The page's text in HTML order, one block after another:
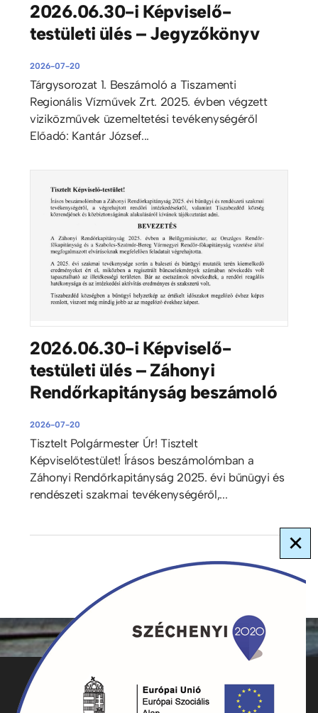
2026.06.30-i Képviselő-
testületi ülés – Jegyzőkönyv
2026-07-20
Tárgysorozat 1. Beszámoló a Tiszamenti
Regionális Vízművek Zrt. 2025. évben végzett
viziközművek üzemeltetési tevékenységéről
Előadó: Kantár József...
2026.06.30-i Képviselő-
testületi ülés – Záhonyi
Rendőrkapitányság beszámoló
2026-07-20
Tisztelt Polgármester Úr! Tisztelt
Képviselőtestület! Írásos beszámolómban a
Záhonyi Rendőrkapitányság 2025. évi bűnügyi és
rendészeti szakmai tevékenységéről,...
×